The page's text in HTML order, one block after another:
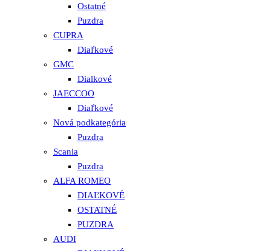
Ostatné
Puzdra
CUPRA
Diaľkové
GMC
Dialkové
JAECCOO
Diaľkové
Nová podkategória
Puzdra
Scania
Puzdra
ALFA ROMEO
DIAĽKOVÉ
OSTATNÉ
PUZDRA
AUDI